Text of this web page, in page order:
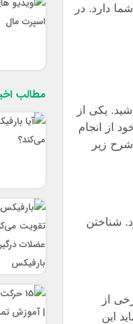
دارد. در
یکی از
از انجام
زیر
شناختن
از
این
مطالب